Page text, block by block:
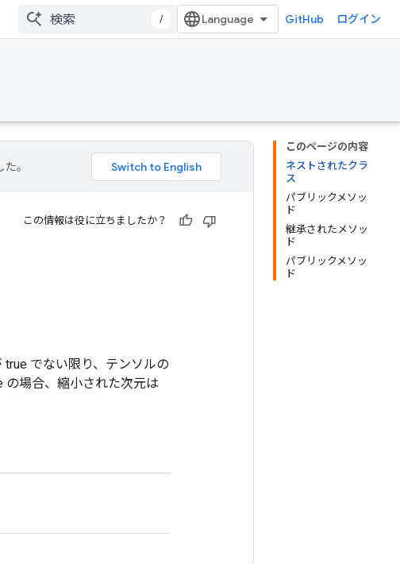
/ GitHub ログイン
このページの内容
ネストされたクラ
ス
パブリックメソッ
ド
継承されたメソッ
ド
パブリックメソッ
ド
。
この情報は役に立ちましたか？
でない限り、テンソルの
の場合、縮小された次元は